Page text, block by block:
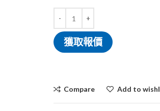
獲取報價
Compare Add to